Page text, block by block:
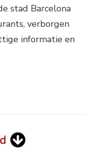
stad Barcelona
verborgen
informatie en